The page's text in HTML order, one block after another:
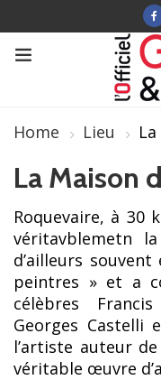
Home Lieu
La Maison
Roquevaire, à 30
véritavblemetn
d’ailleurs
peintres » et a
célèbres
Georges Castelli
l’artiste auteur
véritable œuvre